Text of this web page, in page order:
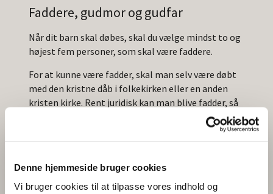
Denne hjemmeside bruger cookies
Vi bruger cookies til at tilpasse vores indhold og
Faddere, gudmor og gudfar
Når dit barn skal døbes, skal du vælge mindst to og
højest fem personer, som skal være faddere.
For at kunne være fadder, skal man selv være døbt
med den kristne dåb i folkekirken eller en anden
kristen kirke. Rent juridisk kan man blive fadder, så
længe man er døbt, selvom man har meldt sig ud af
folkekirken eller er døbt i en anden kristen kirke.
være nået konfirmationsalderen, jf. 'Anordning om
dåb i folkekirken'.